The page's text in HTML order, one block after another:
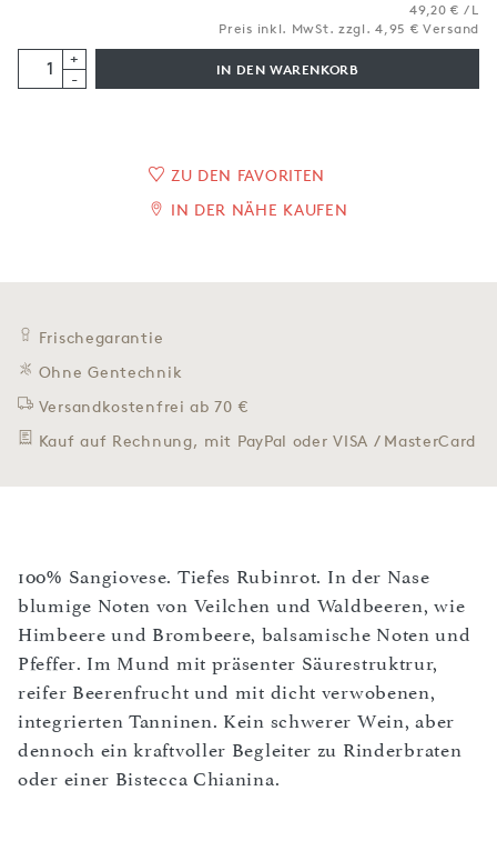
49,20 € / L
Preis inkl. MwSt. zzgl. 4,95 € Versand
+
-
IN DEN WARENKORB
ZU DEN FAVORITEN
IN DER NÄHE KAUFEN
Frischegarantie
Ohne Gentechnik
Versandkostenfrei ab 70 €
Kauf auf Rechnung, mit PayPal oder VISA / MasterCard
100% Sangiovese. Tiefes Rubinrot. In der Nase
blumige Noten von Veilchen und Waldbeeren, wie
Himbeere und Brombeere, balsamische Noten und
Pfeffer. Im Mund mit präsenter Säurestruktrur,
reifer Beerenfrucht und mit dicht verwobenen,
integrierten Tanninen. Kein schwerer Wein, aber
dennoch ein kraftvoller Begleiter zu Rinderbraten
oder einer Bistecca Chianina.